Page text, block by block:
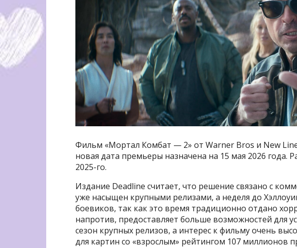
Фильм «Мортал Комбат — 2» от Warner Bros и New
новая дата премьеры назначена на 15 мая 2026 года.
2025-го.
Издание Deadline считает, что решение связано с
уже насыщен крупными релизами, а неделя до
боевиков, так как это время традиционно отдано
напротив, предоставляет больше возможностей для
сезон крупных релизов, а интерес к фильму очень
для картин со «взрослым» рейтингом 107 миллионов